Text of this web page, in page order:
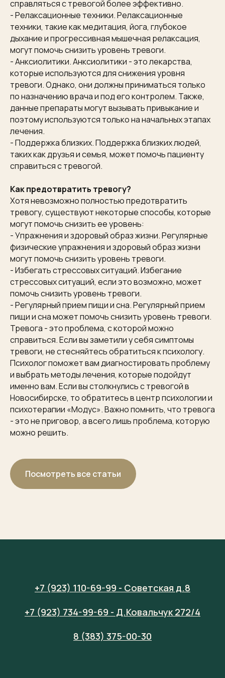
справляться с тревогой более эффективно.
- Релаксационные техники. Релаксационные
техники, такие как медитация, йога, глубокое
дыхание и прогрессивная мышечная релаксация,
могут помочь снизить уровень тревоги.
- Анксиолитики. Анксиолитики - это лекарства,
которые используются для снижения уровня
тревоги. Однако, они должны приниматься только
по назначению врача и под его контролем. Также,
данные препараты могут вызывать привыкание и
поэтому используются только на начальных этапах
лечения.
- Поддержка близких. Поддержка близких людей,
таких как друзья и семья, может помочь пациенту
справиться с тревогой.
Как предотвратить тревогу?
Хотя невозможно полностью предотвратить
тревогу, существуют некоторые способы, которые
могут помочь снизить ее уровень:
- Упражнения и здоровый образ жизни. Регулярные
физические упражнения и здоровый образ жизни
могут помочь снизить уровень тревоги.
- Избегать стрессовых ситуаций. Избегание
стрессовых ситуаций, если это возможно, может
помочь снизить уровень тревоги.
- Регулярный прием пищи и сна. Регулярный прием
пищи и сна может помочь снизить уровень тревоги.
Тревога - это проблема, с которой можно
справиться. Если вы заметили у себя симптомы
тревоги, не стесняйтесь обратиться к психологу.
Психолог поможет вам диагностировать проблему
и выбрать методы лечения, которые подойдут
именно вам. Если вы столкнулись с тревогой в
Новосибирске, то обратитесь в центр психологии и
психотерапии «Модус». Важно помнить, что тревога
- это не приговор, а всего лишь проблема, которую
можно решить.
Посмотреть все статьи
+7 (923) 110-69-99 - Советская д.8
+7 (923) 734-99-69 - Д.Ковальчук 272/4
8 (383) 375-00-30